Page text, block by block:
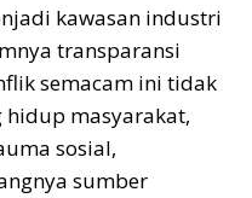
kawasan industri
transparansi
semacam ini tidak
hidup masyarakat,
sosial,
sumber